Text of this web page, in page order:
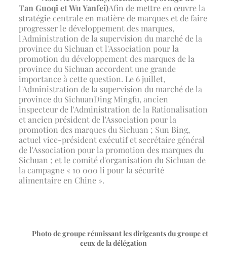
Tan Guoqi et Wu Yanfei)Afin de mettre en œuvre la
stratégie centrale en matière de marques et de faire
progresser le développement des marques,
l'Administration de la supervision du marché de la
province du Sichuan et l'Association pour la
promotion du développement des marques de la
province du Sichuan accordent une grande
importance à cette question. Le 6 juillet,
l'Administration de la supervision du marché de la
province du SichuanDing Mingfu, ancien
inspecteur de l'Administration de la Rationalisation
et ancien président de l'Association pour la
promotion des marques du Sichuan ; Sun Bing,
actuel vice-président exécutif et secrétaire général
de l'Association pour la promotion des marques du
Sichuan ; et le comité d'organisation du Sichuan de
la campagne « 10 000 li pour la sécurité
alimentaire en Chine ».
Photo de groupe réunissant les dirigeants du groupe et
ceux de la délégation